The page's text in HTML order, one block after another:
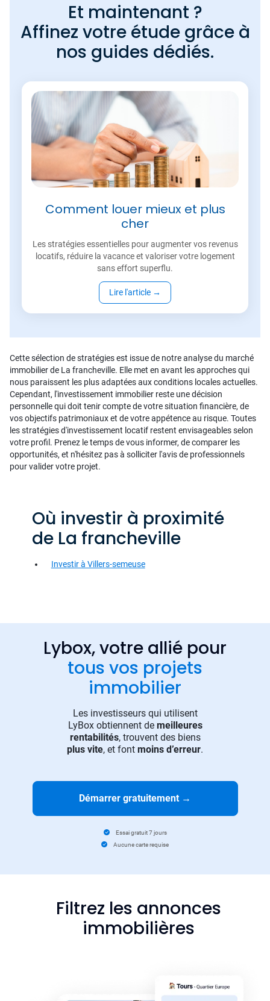
Et maintenant ?
Affinez votre étude grâce à
nos guides dédiés.
Comment louer mieux et plus
cher
Les stratégies essentielles pour augmenter vos revenus
locatifs, réduire la vacance et valoriser votre logement
sans effort superflu.
Lire l'article →
Cette sélection de stratégies est issue de notre analyse du marché
immobilier de La francheville. Elle met en avant les approches qui
nous paraissent les plus adaptées aux conditions locales actuelles.
Cependant, l'investissement immobilier reste une décision
personnelle qui doit tenir compte de votre situation financière, de
vos objectifs patrimoniaux et de votre appétence au risque. Toutes
les stratégies d'investissement locatif restent envisageables selon
votre profil. Prenez le temps de vous informer, de comparer les
opportunités, et n'hésitez pas à solliciter l'avis de professionnels
pour valider votre projet.
Où investir à proximité
de La francheville
Investir à Villers-semeuse
Lybox, votre allié pour
tous vos projets
immobilier
Les investisseurs qui utilisent
LyBox obtiennent de meilleures
rentabilités, trouvent des biens
plus vite, et font moins d’erreur.
Démarrer gratuitement →
Essai gratuit 7 jours
Aucune carte requise
Filtrez les annonces
immobilières